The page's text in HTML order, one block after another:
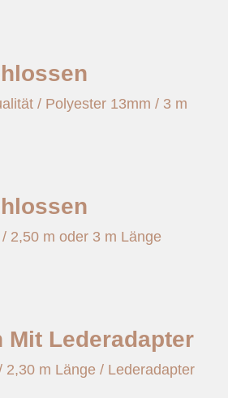
/ Polyester 13mm / 3 m
/ 2,50 m oder 3 m Länge
Mit Lederadapter
2,30 m Länge / Lederadapter